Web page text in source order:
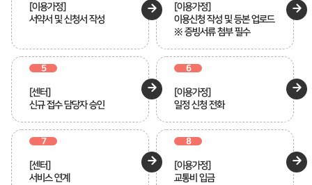
[이용가정]
서약서 및 신청서 작성
[이용가정]
이용신청 작성 및 등본 업로드
※ 증빙서류 첨부 필수
5
[센터]
신규 접수 담당자 승인
6
[이용가정]
일정 신청 전화
7
[센터]
서비스 연계
8
[이용가정]
교통비 입금